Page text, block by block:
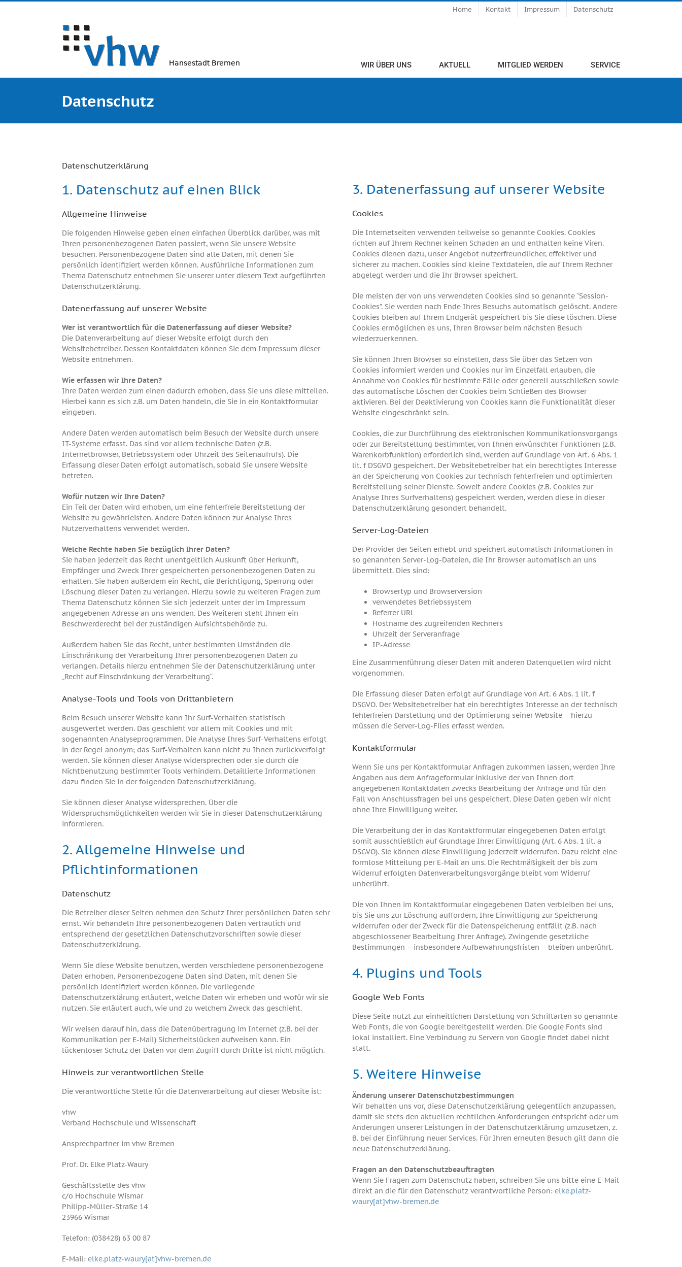
Zum
Home Kontakt Impressum Datenschutz
WIR ÜBER UNS AKTUELL MITGLIED WERDEN SERVICE
Datenschutz
Datenschutzerklärung
1. Datenschutz auf einen Blick
Allgemeine Hinweise
Die folgenden Hinweise geben einen einfachen Überblick darüber, was mit
Ihren personenbezogenen Daten passiert, wenn Sie unsere Website
besuchen. Personenbezogene Daten sind alle Daten, mit denen Sie
persönlich identifiziert werden können. Ausführliche Informationen zum
Thema Datenschutz entnehmen Sie unserer unter diesem Text aufgeführten
Datenschutzerklärung.
Datenerfassung auf unserer Website
Wer ist verantwortlich für die Datenerfassung auf dieser Website?
Die Datenverarbeitung auf dieser Website erfolgt durch den
Websitebetreiber. Dessen Kontaktdaten können Sie dem Impressum dieser
Website entnehmen.
Wie erfassen wir Ihre Daten?
Ihre Daten werden zum einen dadurch erhoben, dass Sie uns diese mitteilen.
Hierbei kann es sich z.B. um Daten handeln, die Sie in ein Kontaktformular
eingeben.
Andere Daten werden automatisch beim Besuch der Website durch unsere
IT-Systeme erfasst. Das sind vor allem technische Daten (z.B.
Internetbrowser, Betriebssystem oder Uhrzeit des Seitenaufrufs). Die
Erfassung dieser Daten erfolgt automatisch, sobald Sie unsere Website
betreten.
Wofür nutzen wir Ihre Daten?
Ein Teil der Daten wird erhoben, um eine fehlerfreie Bereitstellung der
Website zu gewährleisten. Andere Daten können zur Analyse Ihres
Nutzerverhaltens verwendet werden.
Welche Rechte haben Sie bezüglich Ihrer Daten?
Sie haben jederzeit das Recht unentgeltlich Auskunft über Herkunft,
Empfänger und Zweck Ihrer gespeicherten personenbezogenen Daten zu
erhalten. Sie haben außerdem ein Recht, die Berichtigung, Sperrung oder
Löschung dieser Daten zu verlangen. Hierzu sowie zu weiteren Fragen zum
Thema Datenschutz können Sie sich jederzeit unter der im Impressum
angegebenen Adresse an uns wenden. Des Weiteren steht Ihnen ein
Beschwerderecht bei der zuständigen Aufsichtsbehörde zu.
Außerdem haben Sie das Recht, unter bestimmten Umständen die
Einschränkung der Verarbeitung Ihrer personenbezogenen Daten zu
verlangen. Details hierzu entnehmen Sie der Datenschutzerklärung unter
„Recht auf Einschränkung der Verarbeitung“.
Analyse-Tools und Tools von Drittanbietern
Beim Besuch unserer Website kann Ihr Surf-Verhalten statistisch
ausgewertet werden. Das geschieht vor allem mit Cookies und mit
sogenannten Analyseprogrammen. Die Analyse Ihres Surf-Verhaltens erfolgt
in der Regel anonym; das Surf-Verhalten kann nicht zu Ihnen zurückverfolgt
werden. Sie können dieser Analyse widersprechen oder sie durch die
Nichtbenutzung bestimmter Tools verhindern. Detaillierte Informationen
dazu finden Sie in der folgenden Datenschutzerklärung.
Sie können dieser Analyse widersprechen. Über die
Widerspruchsmöglichkeiten werden wir Sie in dieser Datenschutzerklärung
informieren.
2. Allgemeine Hinweise und
Pflichtinformationen
Datenschutz
Die Betreiber dieser Seiten nehmen den Schutz Ihrer persönlichen Daten sehr
ernst. Wir behandeln Ihre personenbezogenen Daten vertraulich und
entsprechend der gesetzlichen Datenschutzvorschriften sowie dieser
Datenschutzerklärung.
Wenn Sie diese Website benutzen, werden verschiedene personenbezogene
Daten erhoben. Personenbezogene Daten sind Daten, mit denen Sie
persönlich identifiziert werden können. Die vorliegende
Datenschutzerklärung erläutert, welche Daten wir erheben und wofür wir sie
nutzen. Sie erläutert auch, wie und zu welchem Zweck das geschieht.
Wir weisen darauf hin, dass die Datenübertragung im Internet (z.B. bei der
Kommunikation per E-Mail) Sicherheitslücken aufweisen kann. Ein
lückenloser Schutz der Daten vor dem Zugriff durch Dritte ist nicht möglich.
Hinweis zur verantwortlichen Stelle
Die verantwortliche Stelle für die Datenverarbeitung auf dieser Website ist:
vhw
Verband Hochschule und Wissenschaft
Ansprechpartner im vhw Bremen
Prof. Dr. Elke Platz-Waury
Geschäftsstelle des vhw
c/o Hochschule Wismar
Philipp-Müller-Straße 14
23966 Wismar
Telefon: (038428) 63 00 87
E-Mail: elke.platz-waury[at]vhw-bremen.de
3. Datenerfassung auf unserer Website
Cookies
Die Internetseiten verwenden teilweise so genannte Cookies. Cookies
richten auf Ihrem Rechner keinen Schaden an und enthalten keine Viren.
Cookies dienen dazu, unser Angebot nutzerfreundlicher, effektiver und
sicherer zu machen. Cookies sind kleine Textdateien, die auf Ihrem Rechner
abgelegt werden und die Ihr Browser speichert.
Die meisten der von uns verwendeten Cookies sind so genannte “Session-
Cookies”. Sie werden nach Ende Ihres Besuchs automatisch gelöscht. Andere
Cookies bleiben auf Ihrem Endgerät gespeichert bis Sie diese löschen. Diese
Cookies ermöglichen es uns, Ihren Browser beim nächsten Besuch
wiederzuerkennen.
Sie können Ihren Browser so einstellen, dass Sie über das Setzen von
Cookies informiert werden und Cookies nur im Einzelfall erlauben, die
Annahme von Cookies für bestimmte Fälle oder generell ausschließen sowie
das automatische Löschen der Cookies beim Schließen des Browser
aktivieren. Bei der Deaktivierung von Cookies kann die Funktionalität dieser
Website eingeschränkt sein.
Cookies, die zur Durchführung des elektronischen Kommunikationsvorgangs
oder zur Bereitstellung bestimmter, von Ihnen erwünschter Funktionen (z.B.
Warenkorbfunktion) erforderlich sind, werden auf Grundlage von Art. 6 Abs. 1
lit. f DSGVO gespeichert. Der Websitebetreiber hat ein berechtigtes Interesse
an der Speicherung von Cookies zur technisch fehlerfreien und optimierten
Bereitstellung seiner Dienste. Soweit andere Cookies (z.B. Cookies zur
Analyse Ihres Surfverhaltens) gespeichert werden, werden diese in dieser
Datenschutzerklärung gesondert behandelt.
Server-Log-Dateien
Der Provider der Seiten erhebt und speichert automatisch Informationen in
so genannten Server-Log-Dateien, die Ihr Browser automatisch an uns
übermittelt. Dies sind:
Browsertyp und Browserversion
verwendetes Betriebssystem
Referrer URL
Hostname des zugreifenden Rechners
Uhrzeit der Serveranfrage
IP-Adresse
Eine Zusammenführung dieser Daten mit anderen Datenquellen wird nicht
vorgenommen.
Die Erfassung dieser Daten erfolgt auf Grundlage von Art. 6 Abs. 1 lit. f
DSGVO. Der Websitebetreiber hat ein berechtigtes Interesse an der technisch
fehlerfreien Darstellung und der Optimierung seiner Website – hierzu
müssen die Server-Log-Files erfasst werden.
Kontaktformular
Wenn Sie uns per Kontaktformular Anfragen zukommen lassen, werden Ihre
Angaben aus dem Anfrageformular inklusive der von Ihnen dort
angegebenen Kontaktdaten zwecks Bearbeitung der Anfrage und für den
Fall von Anschlussfragen bei uns gespeichert. Diese Daten geben wir nicht
ohne Ihre Einwilligung weiter.
Die Verarbeitung der in das Kontaktformular eingegebenen Daten erfolgt
somit ausschließlich auf Grundlage Ihrer Einwilligung (Art. 6 Abs. 1 lit. a
DSGVO). Sie können diese Einwilligung jederzeit widerrufen. Dazu reicht eine
formlose Mitteilung per E-Mail an uns. Die Rechtmäßigkeit der bis zum
Widerruf erfolgten Datenverarbeitungsvorgänge bleibt vom Widerruf
unberührt.
Die von Ihnen im Kontaktformular eingegebenen Daten verbleiben bei uns,
bis Sie uns zur Löschung auffordern, Ihre Einwilligung zur Speicherung
widerrufen oder der Zweck für die Datenspeicherung entfällt (z.B. nach
abgeschlossener Bearbeitung Ihrer Anfrage). Zwingende gesetzliche
Bestimmungen – insbesondere Aufbewahrungsfristen – bleiben unberührt.
4. Plugins und Tools
Google Web Fonts
Diese Seite nutzt zur einheitlichen Darstellung von Schriftarten so genannte
Web Fonts, die von Google bereitgestellt werden. Die Google Fonts sind
lokal installiert. Eine Verbindung zu Servern von Google findet dabei nicht
statt.
5. Weitere Hinweise
Änderung unserer Datenschutzbestimmungen
Wir behalten uns vor, diese Datenschutzerklärung gelegentlich anzupassen,
damit sie stets den aktuellen rechtlichen Anforderungen entspricht oder um
Änderungen unserer Leistungen in der Datenschutzerklärung umzusetzen, z.
B. bei der Einführung neuer Services. Für Ihren erneuten Besuch gilt dann die
neue Datenschutzerklärung.
Fragen an den Datenschutzbeauftragten
Wenn Sie Fragen zum Datenschutz haben, schreiben Sie uns bitte eine E-Mail
direkt an die für den Datenschutz verantwortliche Person: elke.platz-
waury[at]vhw-bremen.de